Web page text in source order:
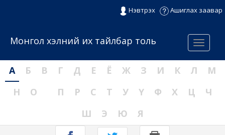
Нэвтрэх Ашиглах заавар
Menu
Монгол хэлний их тайлбар толь
А Б В Г Д Е Ё Ж З И К Л
М
Н
О П Р С Т У Ү Ф Х Ц
Ч
Ш
Э Ю Я